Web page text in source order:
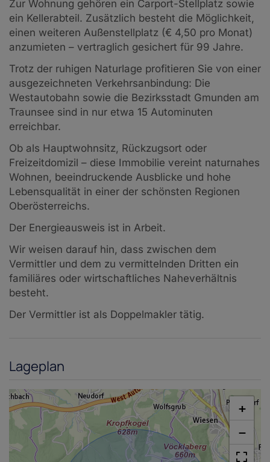
Zur Wohnung gehören ein Carport-Stellplatz sowie
ein Kellerabteil. Zusätzlich besteht die Möglichkeit,
einen weiteren Außenstellplatz (€ 4,50 pro Monat)
anzumieten – vertraglich gesichert für 99 Jahre.
Trotz der ruhigen Naturlage profitieren Sie von einer
ausgezeichneten Verkehrsanbindung: Die
Westautobahn sowie die Bezirksstadt Gmunden am
Traunsee sind in nur etwa 15 Autominuten
erreichbar.
Ob als Hauptwohnsitz, Rückzugsort oder
Freizeitdomizil – diese Immobilie vereint naturnahes
Wohnen, beeindruckende Ausblicke und hohe
Lebensqualität in einer der schönsten Regionen
Oberösterreichs.
Der Energieausweis ist in Arbeit.
Wir weisen darauf hin, dass zwischen dem
Vermittler und dem zu vermittelnden Dritten ein
familiäres oder wirtschaftliches Naheverhältnis
besteht.
Der Vermittler ist als Doppelmakler tätig.
Lageplan
+
−